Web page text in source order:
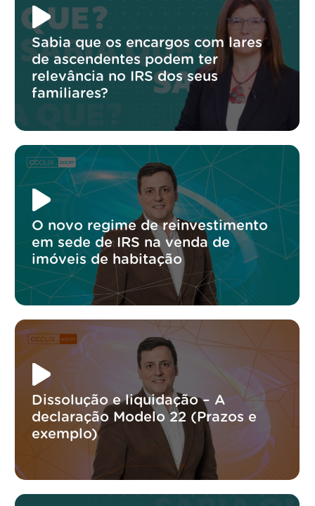
Sabia que os encargos com lares
de ascendentes podem ter
relevância no IRS dos seus
familiares?
O novo regime de reinvestimento
em sede de IRS na venda de
imóveis de habitação
Dissolução e liquidação – A
declaração Modelo 22 (Prazos e
exemplo)